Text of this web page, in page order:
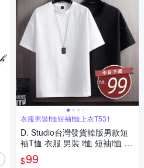
衣服男裝t恤短袖t恤上衣T531
D. Studio台灣發貨韓版男款短
袖T恤 衣服 男裝 t恤 短袖t恤 上
衣T531
$99